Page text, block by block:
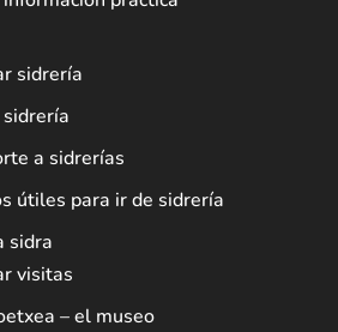
sidrería
a sidrerías
útiles para ir de sidrería
sidra
visitas
– el museo